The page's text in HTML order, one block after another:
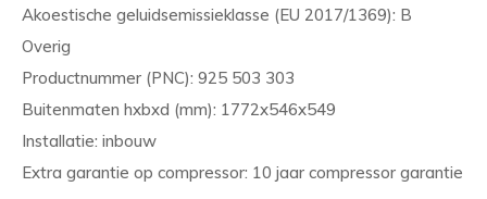
Akoestische geluidsemissieklasse (EU 2017/1369): B
Overig
Productnummer (PNC): 925 503 303
Buitenmaten hxbxd (mm): 1772x546x549
Installatie: inbouw
Extra garantie op compressor: 10 jaar compressor garantie